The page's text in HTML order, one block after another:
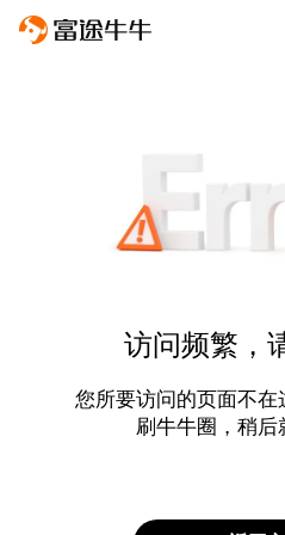
访问频繁，
您所要访问的页面不
刷牛牛圈，稍后